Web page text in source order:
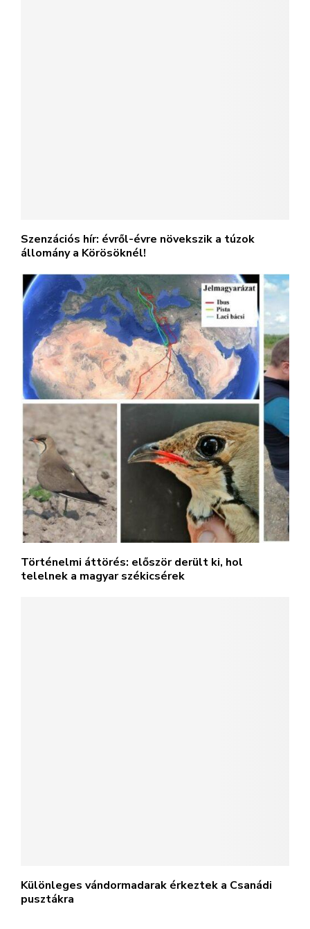
Szenzációs hír: évről-évre növekszik a túzok
állomány a Körösöknél!
Történelmi áttörés: először derült ki, hol
telelnek a magyar székicsérek
Különleges vándormadarak érkeztek a Csanádi
pusztákra